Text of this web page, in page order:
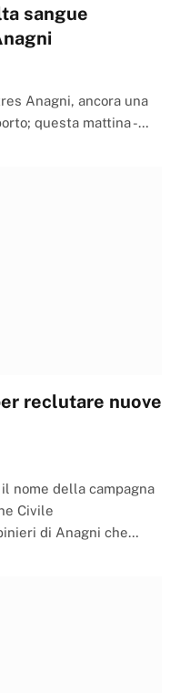
sangue
Anagni, ancora una
questa mattina -…
reclutare nuove
nome della campagna
Civile
di Anagni che…